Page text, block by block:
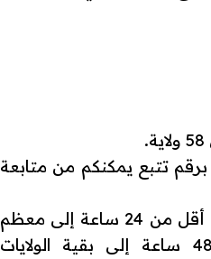
تتبع يمكنكم من متابعة
متوسط فترة التوصيل أقل من 24 ساعة إلى معظم
الولايات الشمالية و 48 ساعة إلى بقية الولايات